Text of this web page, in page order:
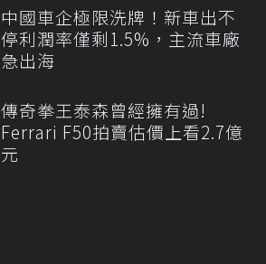
中國車企極限洗牌！新車出不
停利潤率僅剩1.5%，主流車廠
急出海
傳奇拳王泰森曾經擁有過!
Ferrari F50拍賣估價上看2.7億
元